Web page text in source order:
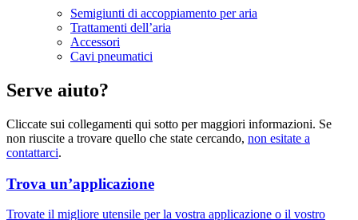
Semigiunti di accoppiamento per aria
Trattamenti dell’aria
Accessori
Cavi pneumatici
Serve aiuto?
Cliccate sui collegamenti qui sotto per maggiori informazioni. Se
non riuscite a trovare quello che state cercando, non esitate a
contattarci.
Trova un’applicazione
Trovate il migliore utensile per la vostra applicazione o il vostro